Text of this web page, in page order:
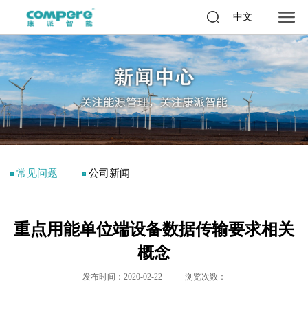
中文
常见问题 公司新闻
重点用能单位端设备数据传输要求相关
概念
发布时间：2020-02-22 浏览次数：